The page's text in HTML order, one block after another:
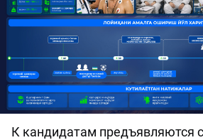
К кандидатам предъявляются